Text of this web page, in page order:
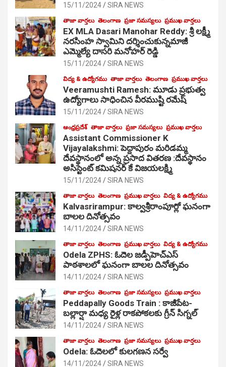
15/11/2024 SIRA NEWS
తాజా వార్తలు తెలంగాణ ప్రజా సమస్యలు ప్రముఖ వార్తలు
EX MLA Dasari Manohar Reddy: శ్రీ లక్ష్మీ
నరసింహ స్వామిని దర్శించుకున్నమాజీ
ఎమ్మెల్యే దాసరి మనోహర్ రెడ్డి
15/11/2024 SIRA NEWS
విద్య & ఉద్యోగము తాజా వార్తలు తెలంగాణ ప్రముఖ వార్తలు
Veeramushti Ramesh: మూడు ప్రభుత్వ
ఉద్యోగాలు సాధించిన వీరముష్టి రమేష్
15/11/2024 SIRA NEWS
ఆంధ్రప్రదేశ్ తాజా వార్తలు ప్రజా సమస్యలు ప్రముఖ వార్తలు
Assistant Commissioner K
Vijayalakshmi: పెద్దాపురం మరిడమ్మ
దేవస్థానంలో అన్న ప్రసాద వితరణ :దేవస్థానం
అసిస్టెంట్ కమిషనర్ కే విజయలక్ష్మి
15/11/2024 SIRA NEWS
తాజా వార్తలు తెలంగాణ ప్రముఖ వార్తలు విద్య & ఉద్యోగము
Kalvasrirampur: కాల్వశ్రీరాంపూర్లో ఘనంగా
బాలల దినోత్సవం
14/11/2024 SIRA NEWS
తాజా వార్తలు తెలంగాణ ప్రముఖ వార్తలు విద్య & ఉద్యోగము
Odela ZPHS: ఓదెల జ‌డ్పీహెచ్ఎస్
పాఠ‌శాల‌లో ఘనంగా బాలల దినోత్సవం
14/11/2024 SIRA NEWS
తాజా వార్తలు తెలంగాణ ప్రజా సమస్యలు ప్రముఖ వార్తలు
Peddapally Goods Train : కాజీపేట-
బల్లార్షా మధ్య రైళ్ల రాకపోకలకు గ్రీన్ సిగ్నల్
14/11/2024 SIRA NEWS
తాజా వార్తలు తెలంగాణ ప్రజా సమస్యలు ప్రముఖ వార్తలు
Odela: ఓదెలలో కులగణన సర్వే
14/11/2024 SIRA NEWS